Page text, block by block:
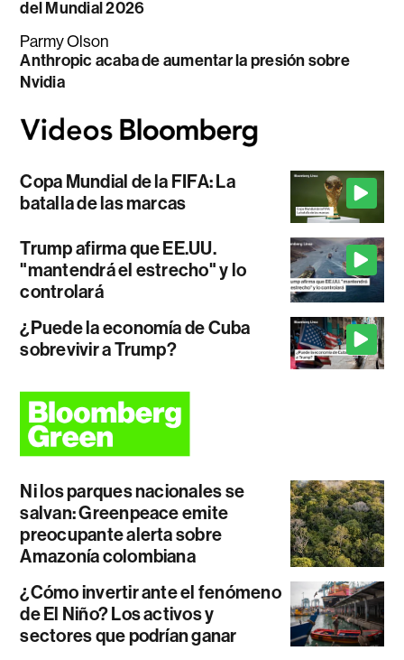
del Mundial 2026
Parmy Olson
Anthropic acaba de aumentar la presión sobre
Nvidia
Copa Mundial de la FIFA: La
batalla de las marcas
Trump afirma que EE.UU.
"mantendrá el estrecho" y lo
controlará
¿Puede la economía de Cuba
sobrevivir a Trump?
Ni los parques nacionales se
salvan: Greenpeace emite
preocupante alerta sobre
Amazonía colombiana
¿Cómo invertir ante el fenómeno
de El Niño? Los activos y
sectores que podrían ganar